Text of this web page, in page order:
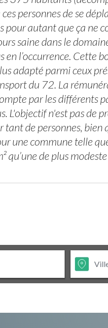
personnes de se
autant que ça ne
saine dans le
en l’occurrence. Cette
adapté parmi ceux
du 72. La
par les différents
L'objectif n'est pas de
de personnes, bien
une commune telle
qu’une de plus